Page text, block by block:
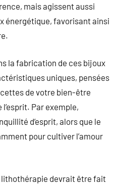
mais agissent aussi
énergétique, favorisant ainsi
la fabrication de ces bijoux
uniques, pensées
de votre bien-être
Par exemple,
d’esprit, alors que le
pour cultiver l’amour
lithothérapie devrait être fait